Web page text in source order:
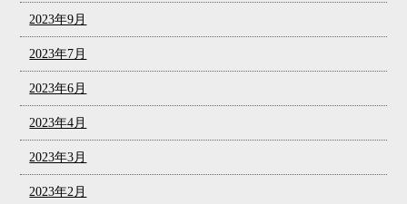
2023年9月
2023年7月
2023年6月
2023年4月
2023年3月
2023年2月